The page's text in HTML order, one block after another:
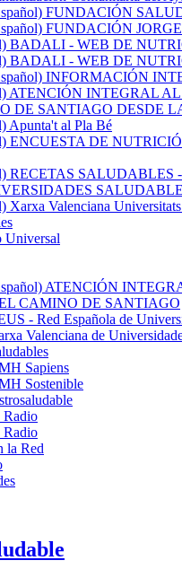
FUNDACIÓN
FUNDACIÓN
BADALI - WEB DE
BADALI - WEB DE
INFORMACIÓN
ATENCIÓN INTEGRAL
DE SANTIAGO DESDE
Apunta't al Pla Bé
ENCUESTA DE
RECETAS SALUDABLES
Xarxa Valenciana
Universal
ATENCIÓN
CAMINO DE SANTIAGO
- Red Española de
Valenciana de
Sapiens
Sostenible
Radio
Radio
la Red